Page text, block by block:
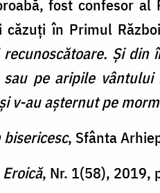
fost confesor
în Primul
recunoscătoare. Și
pe aripile
v-au așternut pe
, Sfânta
, Nr. 1(58), 2019,